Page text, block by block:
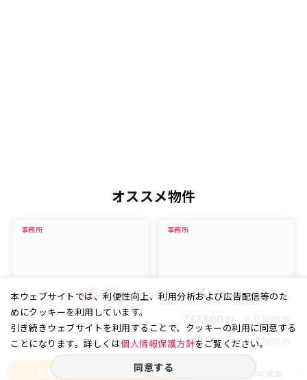
65.00 坪 (214.88㎡) ４ 階
賃料 747,500 円
共益費 162,500円 坪2,500
空室状況をお問い合わせ お気に入りに追加
オススメ物件
事務所 事務所
本ウェブサイトでは、利便性向上、利用分析および広告配信等のた
めにクッキーを利用しています。
引き続きウェブサイトを利用することで、クッキーの利用に同意する
ことになります。詳しくは個人情報保護方針をご覧ください。
同意する